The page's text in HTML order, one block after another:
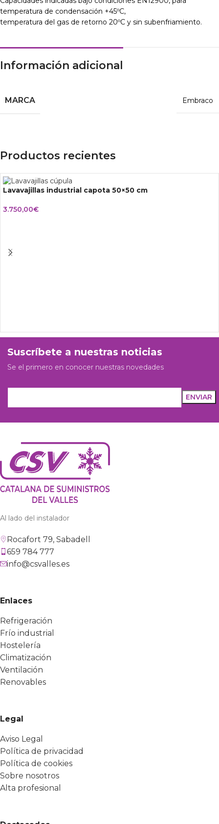
temperatura de condensación +45ºC,
temperatura del gas de retorno 20ºC y sin subenfriamiento.
Información adicional
MARCA Embraco
Productos recientes
Lavavajillas industrial capota 50×50 cm
3.750,00€
Suscríbete a nuestras noticias
Se el primero en conocer nuestras novedades
Al lado del instalador
Rocafort 79, Sabadell
659 784 777
info@csvalles.es
Enlaces
Refrigeración
Frío industrial
Hostelería
Climatización
Ventilación
Renovables
Legal
Aviso Legal
Política de privacidad
Política de cookies
Sobre nosotros
Alta profesional